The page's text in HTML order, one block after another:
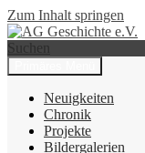
Zum Inhalt springen
AG
Suchen
Neuigkeiten
Chronik
Projekte
Bildergalerien